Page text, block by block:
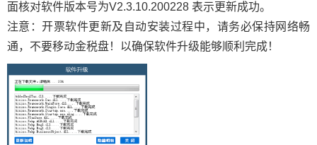
面核对软件版本号为V2.3.10.200228 表示更新成功。
注意：开票软件更新及自动安装过程中，请务必保持网络畅
通，不要移动金税盘！以确保软件升级能够顺利完成！